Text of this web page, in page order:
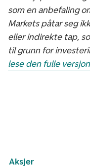
som en anbefaling
Markets påtar seg
eller indirekte tap,
til grunn for
lese den fulle
Aksjer